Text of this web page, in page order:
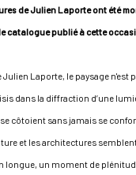
de Julien Laporte ont été
catalogue publié à cette
Julien Laporte, le paysage
dans la diffraction d’une
se côtoient sans jamais se
et les architectures
longue, un moment de